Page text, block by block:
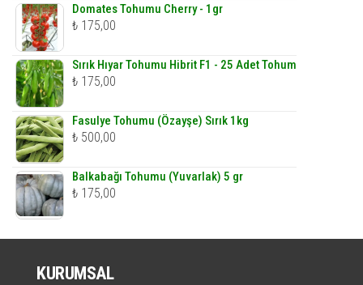
Domates Tohumu Cherry - 1gr
₺ 175,00
Sırık Hıyar Tohumu Hibrit F1 - 25 Adet Tohum
₺ 175,00
Fasulye Tohumu (Özayşe) Sırık 1kg
₺ 500,00
Balkabağı Tohumu (Yuvarlak) 5 gr
₺ 175,00
KURUMSAL